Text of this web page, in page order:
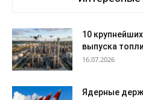
10
выпуска
16.07.2026
Ядерные